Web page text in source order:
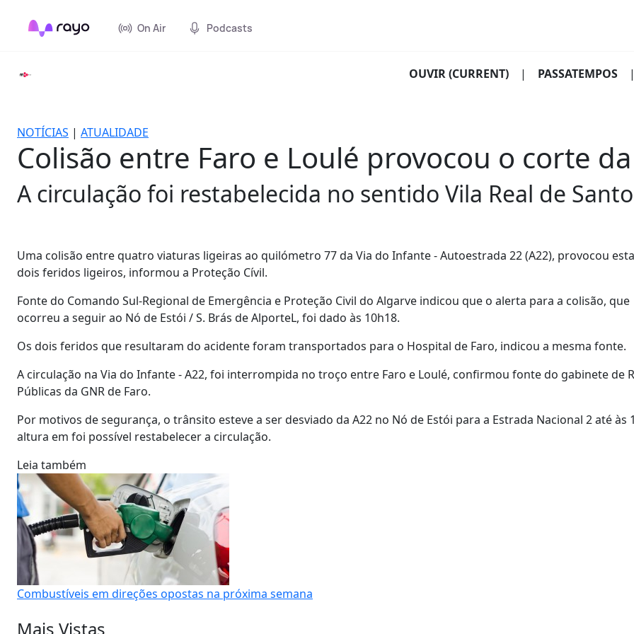
On Air Podcasts
OUVIR(CURRENT) | PASSATEMPOS |
NOTÍCIAS | ATUALIDADE
Colisão entre Faro e Loulé provocou o corte
A circulação foi restabelecida no sentido Vila Real de
Uma colisão entre quatro viaturas ligeiras ao quilómetro 77 da Via do Infante - Autoestrada 22 (A22), provocou
dois feridos ligeiros, informou a Proteção Cívil.
Fonte do Comando Sul-Regional de Emergência e Proteção Civil do Algarve indicou que o alerta para a colisão, que
ocorreu a seguir ao Nó de Estói / S. Brás de AlporteL, foi dado às 10h18.
Os dois feridos que resultaram do acidente foram transportados para o Hospital de Faro, indicou a mesma fonte.
A circulação na Via do Infante - A22, foi interrompida no troço entre Faro e Loulé, confirmou fonte do gabinete de
Públicas da GNR de Faro.
Por motivos de segurança, o trânsito esteve a ser desviado da A22 no Nó de Estói para a Estrada Nacional 2 até às
altura em foi possível restabelecer a circulação.
Leia também
Combustíveis em direções opostas na próxima semana
Mais Vistas